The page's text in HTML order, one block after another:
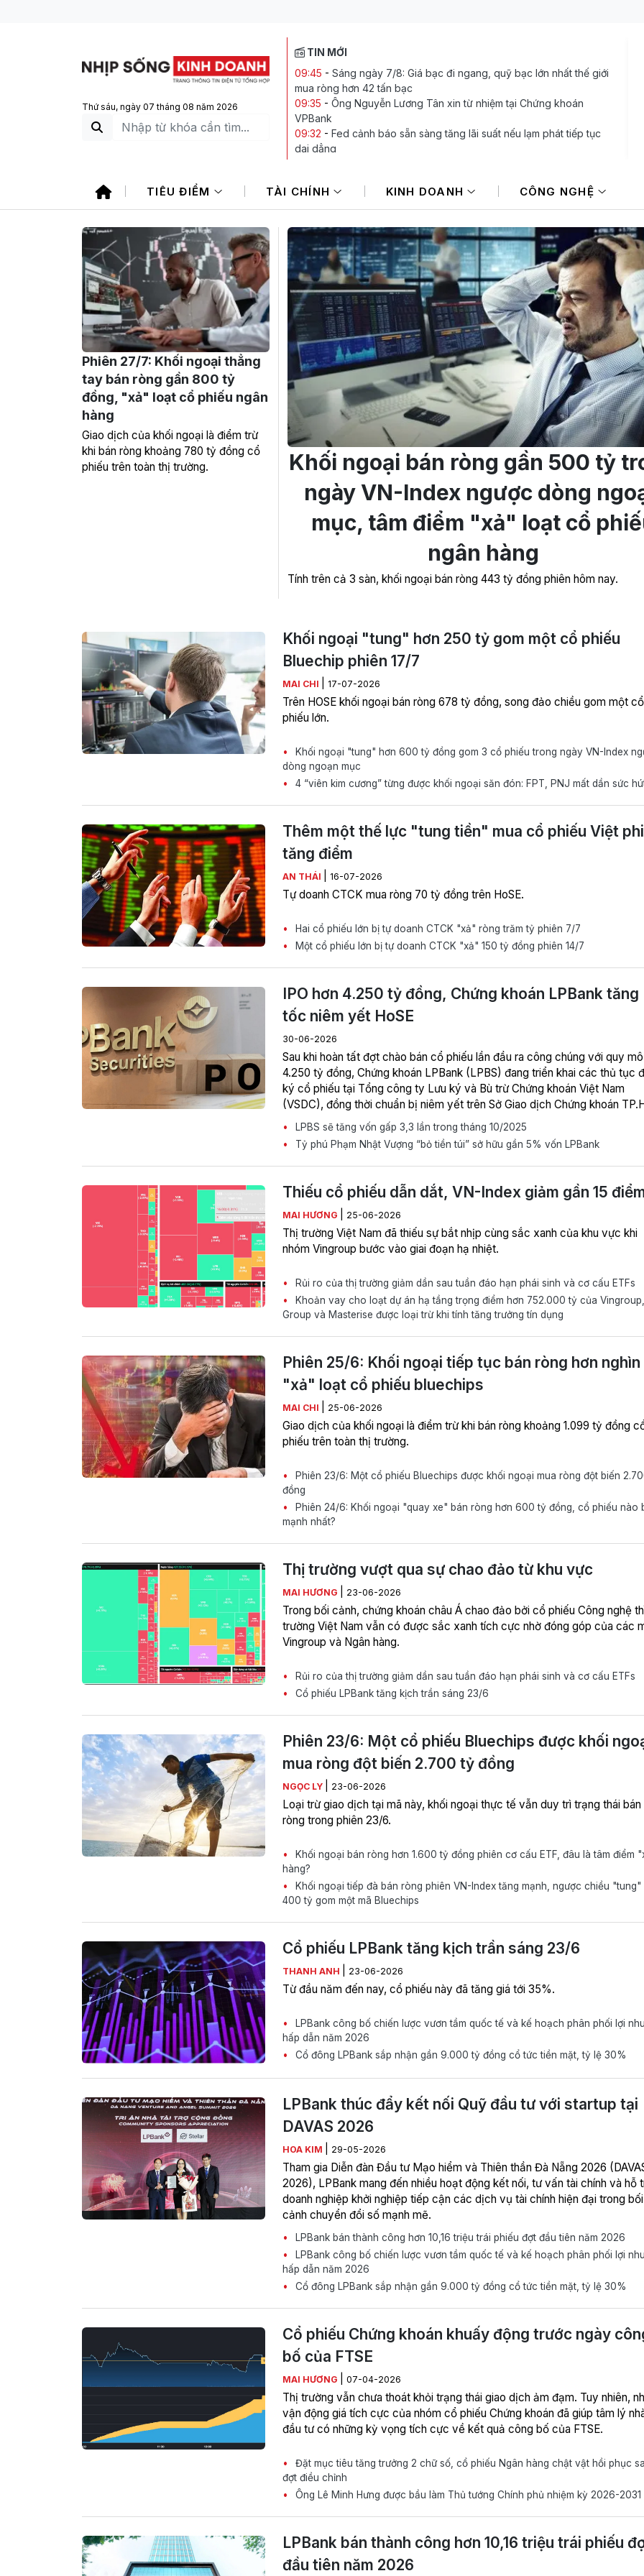
Thứ sáu, ngày 07 tháng 08 năm 2026
TIN MỚI
09:45 - Sáng ngày 7/8: Giá bạc đi ngang, quỹ bạc lớn nhất thế giới
mua ròng hơn 42 tấn bạc
09:35 - Ông Nguyễn Lương Tân xin từ nhiệm tại Chứng khoán
VPBank
09:32 - Fed cảnh báo sẵn sàng tăng lãi suất nếu lạm phát tiếp tục
dai dẳng
08:39- Giá dầu tăng vọt do Iran xem xét cấm tàu Mỹ và Israel qua
eo biển Hormuz
TIÊU ĐIỂM TÀI CHÍNH KINH DOANH CÔNG NGHỆ
Phiên 27/7: Khối ngoại thẳng
tay bán ròng gần 800 tỷ
đồng, "xả" loạt cổ phiếu ngân
hàng
Giao dịch của khối ngoại là điểm trừ
khi bán ròng khoảng 780 tỷ đồng cổ
phiếu trên toàn thị trường.
Khối ngoại bán ròng gần 500 tỷ
ngày VN-Index ngược dòng
mục, tâm điểm "xả" loạt cổ
ngân hàng
Tính trên cả 3 sàn, khối ngoại bán ròng 443 tỷ đồng phiên hôm nay.
Khối ngoại "tung" hơn 250 tỷ gom một cổ phiếu
Bluechip phiên 17/7
MAI CHI 17-07-2026
Trên HOSE khối ngoại bán ròng 678 tỷ đồng, song đảo chiều gom một cổ
phiếu lớn.
Khối ngoại "tung" hơn 600 tỷ đồng gom 3 cổ phiếu trong ngày VN-Index
dòng ngoạn mục
4 “viên kim cương” từng được khối ngoại săn đón: FPT, PNJ mất dần sức
Thêm một thế lực "tung tiền" mua cổ phiếu Việt
tăng điểm
AN THÁI 16-07-2026
Tự doanh CTCK mua ròng 70 tỷ đồng trên HoSE.
Hai cổ phiếu lớn bị tự doanh CTCK "xả" ròng trăm tỷ phiên 7/7
Một cổ phiếu lớn bị tự doanh CTCK "xả" 150 tỷ đồng phiên 14/7
IPO hơn 4.250 tỷ đồng, Chứng khoán LPBank tăng
tốc niêm yết HoSE
30-06-2026
Sau khi hoàn tất đợt chào bán cổ phiếu lần đầu ra công chúng với quy
4.250 tỷ đồng, Chứng khoán LPBank (LPBS) đang triển khai các thủ tục
ký cổ phiếu tại Tổng công ty Lưu ký và Bù trừ Chứng khoán Việt Nam
(VSDC), đồng thời chuẩn bị niêm yết trên Sở Giao dịch Chứng khoán
(HoSE), đánh dấu bước tiến mới trong lộ trình mở rộng hoạt động.
LPBS sẽ tăng vốn gấp 3,3 lần trong tháng 10/2025
Tỷ phú Phạm Nhật Vượng “bỏ tiền túi” sở hữu gần 5% vốn LPBank
Thiếu cổ phiếu dẫn dắt, VN-Index giảm gần 15
MAI HƯƠNG 25-06-2026
Thị trường Việt Nam đã thiếu sự bắt nhịp cùng sắc xanh của khu vực khi
nhóm Vingroup bước vào giai đoạn hạ nhiệt.
Rủi ro của thị trường giảm dần sau tuần đáo hạn phái sinh và cơ cấu ETFs
Khoản vay cho loạt dự án hạ tầng trọng điểm hơn 752.000 tỷ của
Group và Masterise được loại trừ khi tính tăng trưởng tín dụng
Phiên 25/6: Khối ngoại tiếp tục bán ròng hơn
"xả" loạt cổ phiếu bluechips
MAI CHI 25-06-2026
Giao dịch của khối ngoại là điểm trừ khi bán ròng khoảng 1.099 tỷ đồng
phiếu trên toàn thị trường.
Phiên 23/6: Một cổ phiếu Bluechips được khối ngoại mua ròng đột biến
đồng
Phiên 24/6: Khối ngoại "quay xe" bán ròng hơn 600 tỷ đồng, cổ phiếu nào
mạnh nhất?
Thị trường vượt qua sự chao đảo từ khu vực
MAI HƯƠNG 23-06-2026
Trong bối cảnh, chứng khoán châu Á chao đảo bởi cổ phiếu Công nghệ
trường Việt Nam vẫn có được sắc xanh tích cực nhờ đóng góp của các
Vingroup và Ngân hàng.
Rủi ro của thị trường giảm dần sau tuần đáo hạn phái sinh và cơ cấu ETFs
Cổ phiếu LPBank tăng kịch trần sáng 23/6
Phiên 23/6: Một cổ phiếu Bluechips được khối
mua ròng đột biến 2.700 tỷ đồng
NGỌC LY 23-06-2026
Loại trừ giao dịch tại mã này, khối ngoại thực tế vẫn duy trì trạng thái bán
ròng trong phiên 23/6.
Khối ngoại bán ròng hơn 1.600 tỷ đồng phiên cơ cấu ETF, đâu là tâm điểm
hàng?
Khối ngoại tiếp đà bán ròng phiên VN-Index tăng mạnh, ngược chiều "tung"
400 tỷ gom một mã Bluechips
Cổ phiếu LPBank tăng kịch trần sáng 23/6
THANH ANH 23-06-2026
Từ đầu năm đến nay, cổ phiếu này đã tăng giá tới 35%.
LPBank công bố chiến lược vươn tầm quốc tế và kế hoạch phân phối lợi
hấp dẫn năm 2026
Cổ đông LPBank sắp nhận gần 9.000 tỷ đồng cổ tức tiền mặt, tỷ lệ 30%
LPBank thúc đẩy kết nối Quỹ đầu tư với startup tại
DAVAS 2026
HOA KIM 29-05-2026
Tham gia Diễn đàn Đầu tư Mạo hiểm và Thiên thần Đà Nẵng 2026
2026), LPBank mang đến nhiều hoạt động kết nối, tư vấn tài chính và hỗ
doanh nghiệp khởi nghiệp tiếp cận các dịch vụ tài chính hiện đại trong bối
cảnh chuyển đổi số mạnh mẽ.
LPBank bán thành công hơn 10,16 triệu trái phiếu đợt đầu tiên năm 2026
LPBank công bố chiến lược vươn tầm quốc tế và kế hoạch phân phối lợi
hấp dẫn năm 2026
Cổ đông LPBank sắp nhận gần 9.000 tỷ đồng cổ tức tiền mặt, tỷ lệ 30%
Cổ phiếu Chứng khoán khuấy động trước ngày
bố của FTSE
MAI HƯƠNG 07-04-2026
Thị trường vẫn chưa thoát khỏi trạng thái giao dịch ảm đạm. Tuy nhiên,
vận động giá tích cực của nhóm cổ phiếu Chứng khoán đã giúp tâm lý
đầu tư có những kỳ vọng tích cực về kết quả công bố của FTSE.
Đặt mục tiêu tăng trưởng 2 chữ số, cổ phiếu Ngân hàng chật vật hồi phục
đợt điều chỉnh
Ông Lê Minh Hưng được bầu làm Thủ tướng Chính phủ nhiệm kỳ 2026-2031
LPBank bán thành công hơn 10,16 triệu trái phiếu
đầu tiên năm 2026